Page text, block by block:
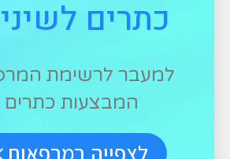
כתרים
למעבר לרשימת
המבצעות כתרים
לצפייה במרפאות